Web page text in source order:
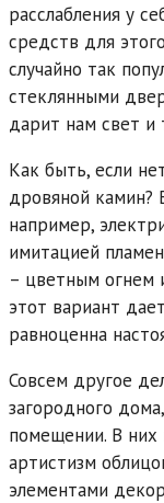
расслабления у
средств для
случайно так
стеклянными
дарит нам свет и
Как быть, если
дровяной камин?
например,
имитацией
– цветным огнем
этот вариант
равноценна
Совсем другое
загородного
помещении. В них
артистизм
элементами